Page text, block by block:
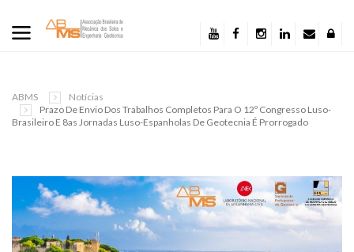
ABMS
Notícias
Prazo De Envio Dos Trabalhos Completos Para O 12º Congresso Luso-
Brasileiro E 8as Jornadas Luso-Espanholas De Geotecnia É Prorrogado